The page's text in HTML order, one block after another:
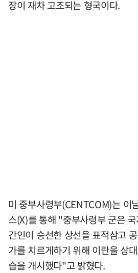
장이 재차 고조되는 형국이다.
미 중부사령부(CENTCOM)는 이
스(X)를 통해 "중부사령부 군은
간인이 승선한 상선을 표적삼고
가를 치르게하기 위해 이란을 상
습을 개시했다"고 밝혔다.